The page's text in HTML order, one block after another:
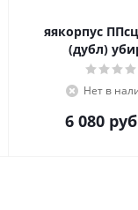
яякорпус
(дубл)
Нет в
6 080